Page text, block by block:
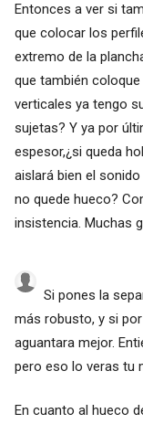
Entonces a ver si
que colocar los
extremo de la
que también
verticales ya tengo
sujetas? Y ya por
espesor,¿si queda
aislará bien el
no quede hueco?
insistencia. Muchas
Si pones la
más robusto, y si
aguantara mejor.
pero eso lo veras tu
En cuanto al hueco